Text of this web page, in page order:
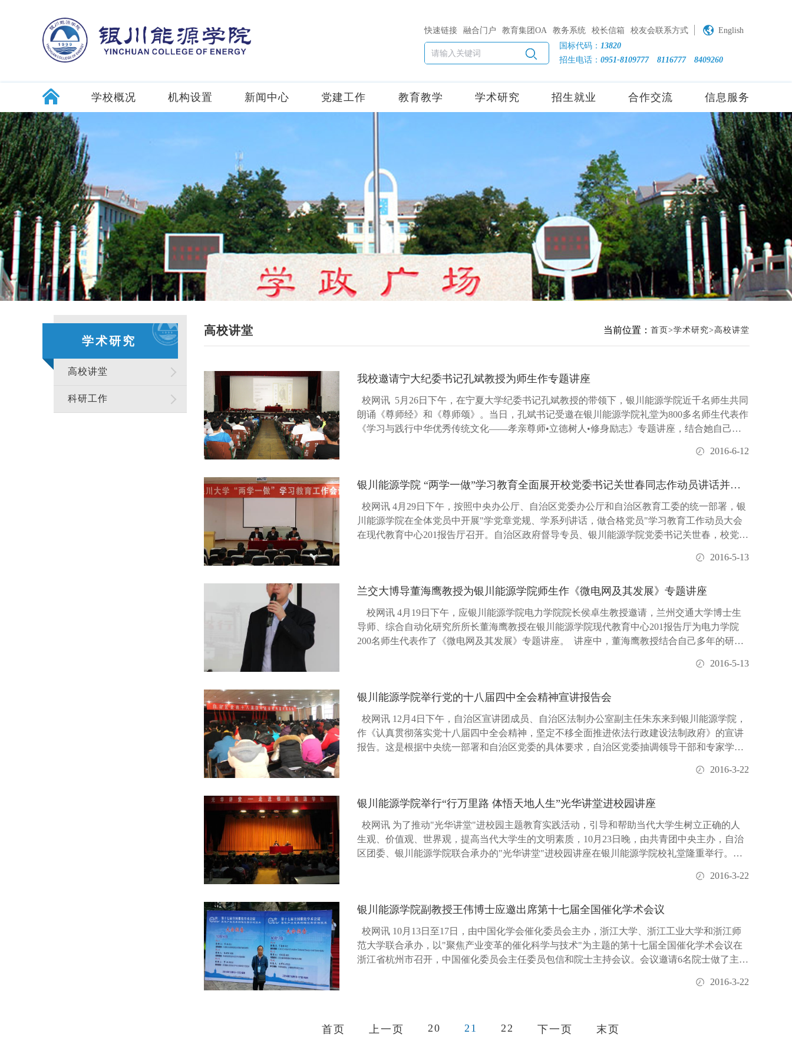
快速链接 融合门户 教育集团OA 教务系统 校长信箱 校友会联系方式
English
国标代码： 13820
招生电话： 0951-8109777 8116777 8409260
学校概况 机构设置 新闻中心 党建工作 教育教学 学术研究 招生就业 合作交流 信息服务
学术研究
高校讲堂
科研工作
高校讲堂 当前位置： 首页 学术研究 高校讲堂
我校邀请宁大纪委书记孔斌教授为师生作专题讲座
校网讯 5月26日下午，在宁夏大学纪委书记孔斌教授的带领下，银川能源学院近千名师生共同
朗诵《尊师经》和《尊师颂》。当日，孔斌书记受邀在银川能源学院礼堂为800多名师生代表作
《学习与践行中华优秀传统文化——孝亲尊师•立德树人•修身励志》专题讲座，结合她自己的
2016-6-12
银川能源学院 “两学一做”学习教育全面展开校党委书记关世春同志作动员讲话并做第一专题辅导
校网讯 4月29日下午，按照中央办公厅、自治区党委办公厅和自治区教育工委的统一部署，银
川能源学院在全体党员中开展"学党章党规、学系列讲话，做合格党员"学习教育工作动员大会
在现代教育中心201报告厅召开。自治区政府督导专员、银川能源学院党委书记关世春，校党委
2016-5-13
兰交大博导董海鹰教授为银川能源学院师生作《微电网及其发展》专题讲座
校网讯 4月19日下午，应银川能源学院电力学院院长侯卓生教授邀请，兰州交通大学博士生
导师、综合自动化研究所所长董海鹰教授在银川能源学院现代教育中心201报告厅为电力学院
200名师生代表作了《微电网及其发展》专题讲座。 讲座中，董海鹰教授结合自己多年的研究
2016-5-13
银川能源学院举行党的十八届四中全会精神宣讲报告会
校网讯 12月4日下午，自治区宣讲团成员、自治区法制办公室副主任朱东来到银川能源学院，
作《认真贯彻落实党十八届四中全会精神，坚定不移全面推进依法行政建设法制政府》的宣讲
报告。这是根据中央统一部署和自治区党委的具体要求，自治区党委抽调领导干部和专家学者
2016-3-22
银川能源学院举行“行万里路 体悟天地人生”光华讲堂进校园讲座
校网讯 为了推动"光华讲堂"进校园主题教育实践活动，引导和帮助当代大学生树立正确的人
生观、价值观、世界观，提高当代大学生的文明素质，10月23日晚，由共青团中央主办，自治
区团委、银川能源学院联合承办的"光华讲堂"进校园讲座在银川能源学院校礼堂隆重举行。讲
2016-3-22
银川能源学院副教授王伟博士应邀出席第十七届全国催化学术会议
校网讯 10月13日至17日，由中国化学会催化委员会主办，浙江大学、浙江工业大学和浙江师
范大学联合承办，以"聚焦产业变革的催化科学与技术"为主题的第十七届全国催化学术会议在
浙江省杭州市召开，中国催化委员会主任委员包信和院士主持会议。会议邀请6名院士做了主题
2016-3-22
首页 上一页 20 21 22 下一页 末页